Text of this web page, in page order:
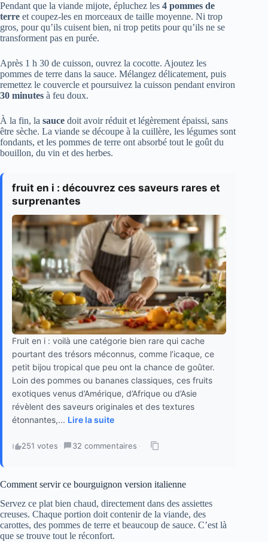
Pendant que la viande mijote, épluchez les 4 pommes de
terre et coupez-les en morceaux de taille moyenne. Ni trop
gros, pour qu’ils cuisent bien, ni trop petits pour qu’ils ne se
transforment pas en purée.
Après 1 h 30 de cuisson, ouvrez la cocotte. Ajoutez les
pommes de terre dans la sauce. Mélangez délicatement, puis
remettez le couvercle et poursuivez la cuisson pendant environ
30 minutes à feu doux.
À la fin, la sauce doit avoir réduit et légèrement épaissi, sans
être sèche. La viande se découpe à la cuillère, les légumes sont
fondants, et les pommes de terre ont absorbé tout le goût du
bouillon, du vin et des herbes.
fruit en i : découvrez ces saveurs rares et
surprenantes
Fruit en i : voilà une catégorie bien rare qui cache
pourtant des trésors méconnus, comme l’icaque, ce
petit bijou tropical que peu ont la chance de goûter.
Loin des pommes ou bananes classiques, ces fruits
exotiques venus d’Amérique, d’Afrique ou d’Asie
révèlent des saveurs originales et des textures
étonnantes,... Lire la suite
251 votes · 32 commentaires ·
Comment servir ce bourguignon version italienne
Servez ce plat bien chaud, directement dans des assiettes
creuses. Chaque portion doit contenir de la viande, des
carottes, des pommes de terre et beaucoup de sauce. C’est là
que se trouve tout le réconfort.